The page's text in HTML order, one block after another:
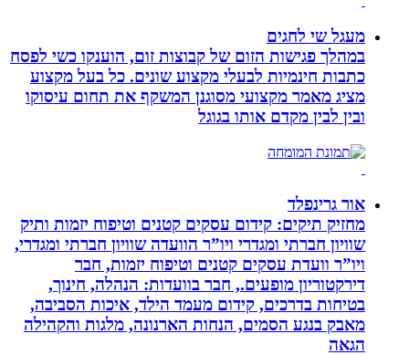
מעגל שי לחגים
במהלך פגישות הזום של קבוצות זום, הוענקו כשי לפסח
כתבות חינמיות לבעלי מקצוע שונים. כל בעל מקצוע
מציג מאמר מקצועי מסוגנן המשקף את תחום עיסוקו
ובין לבין מקדם אותו בגוגל
אור גרינפלד
מחזיק תיקים: קידום עסקים קטנים וטיפוח יזמות ותיק
שוויון חברתי ומגדרי ויו”ר הוועדה שוויון חברתי ומגדרי,
ויו”ר וועדת עסקים קטנים וטיפוח יזמות, חבר
דירקטוריון מופעים., חבר בוועדות: הנהלה, חינוך,
בטיחות בדרכים, קידום מעמד הילד, איכות הסביבה,
מאבק בנגע הסמים, הנחות הארנונה, מלגות והקהילה
הגאה